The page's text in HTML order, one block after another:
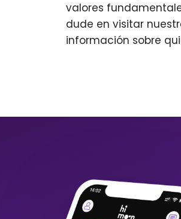
valores
dude en visitar
información sobre